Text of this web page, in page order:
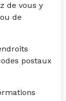
de vous y
de
postaux